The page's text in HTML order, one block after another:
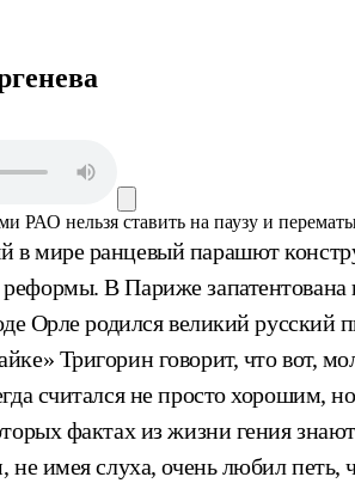
РАО нельзя ставить на паузу и
мире ранцевый парашют
В Париже запатентована
Орле родился великий русский
Тригорин говорит, что вот,
считался не просто
фактах из жизни гения
не имея слуха, очень любил